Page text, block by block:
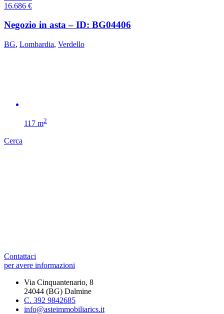
16.686 €
Negozio in asta – ID: BG04406
BG, Lombardia, Verdello
117 m2
Cerca
Contattaci
per avere informazioni
Via Cinquantenario, 8
24044 (BG) Dalmine
C. 392 9842685
info@asteimmobiliarics.it